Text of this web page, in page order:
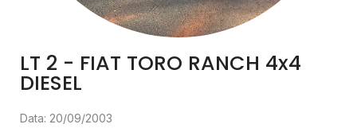
LT 2 - FIAT TORO RANCH 4x4
DIESEL
Data: 20/09/2003